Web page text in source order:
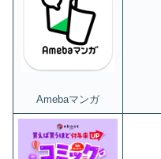
Amebaマンガ